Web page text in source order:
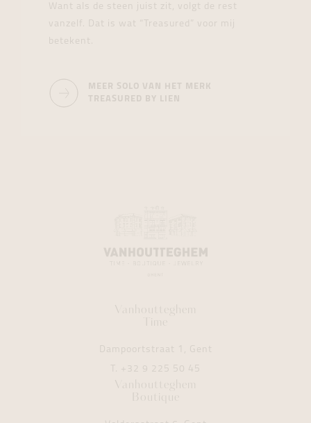
Want als de steen juist zit, volgt de rest
vanzelf. Dat is wat “Treasured” voor mij
betekent.
MEER SOLO VAN HET MERK
TREASURED BY LIEN
Vanhoutteghem
Time
Dampoortstraat 1, Gent
T. +32 9 225 50 45
Vanhoutteghem
Boutique